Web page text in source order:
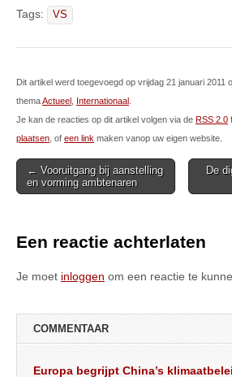
Tags: VS
Dit artikel werd toegevoegd op vrijdag 21 januari 2011
themaActueel Internationaal
Je kan de reacties op dit artikel volgen via de RSS 2.0
plaatsen , of een link maken vanop uw eigen website.
Post
navigation
← Vooruitgang bij aanstelling
en vorming ambtenaren
De
Een reactie achterlaten
Je moet inloggen om een reactie te
COMMENTAAR
Europa begrijpt China’s